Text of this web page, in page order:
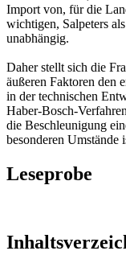
Import von, für die
wichtigen, Salpeters
unabhängig.
Daher stellt sich die
äußeren Faktoren den
in der technischen
Haber-Bosch-
die Beschleunigung
besonderen Umstände
Leseprobe